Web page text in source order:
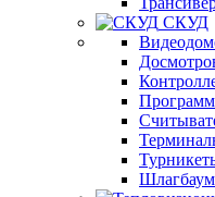
СКУД